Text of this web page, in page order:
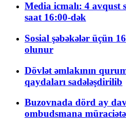
Media icmalı: 4 avqust
saat 16:00-dək
Sosial şəbəkələr üçün
olunur
Dövlət əmlakının
qaydaları sadələşdirilib
Buzovnada dörd ay
ombudsmana